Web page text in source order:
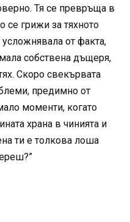
Тя се превръща в
се грижи за тяхното
усложнявала от факта,
собствена дъщеря,
Скоро свекървата
предимно от
моменти, когато
храна в чинията и
ти е толкова лоша